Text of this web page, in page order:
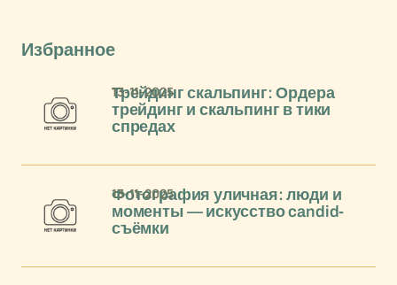
Избранное
Трейдинг скальпинг: Ордера
трейдинг и скальпинг в тики
спредах
13-11-2025
Фотография уличная: люди и
моменты — искусство candid-
съёмки
13-11-2025